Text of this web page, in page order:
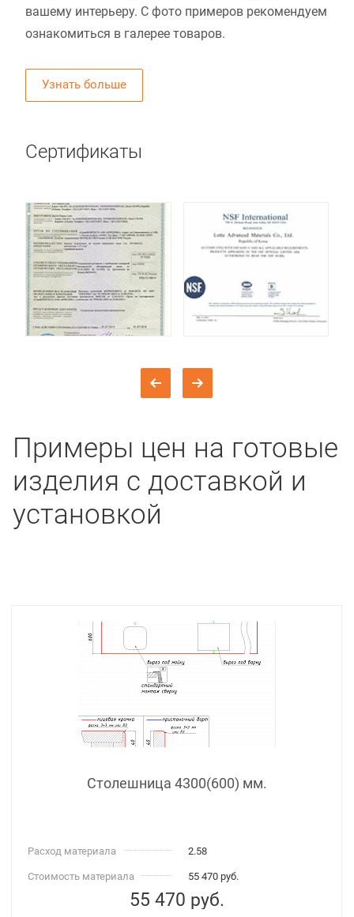
вашему интерьеру. С фото примеров рекомендуем
ознакомиться в галерее товаров.
Узнать больше
Сертификаты
Примеры цен на готовые
изделия с доставкой и
установкой
Столешница 4300(600) мм.
Расход материала 2.58
Стоимость материала 55 470 руб.
55 470 руб.